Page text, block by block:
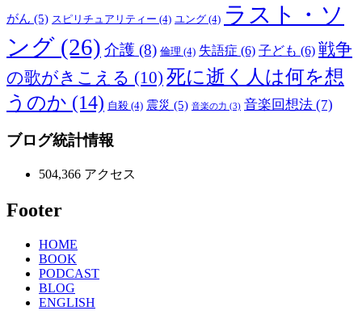
がん (5) スピリチュアリティー (4) ユング (4) ラスト・ソ
ング (26) 介護 (8) 倫理 (4) 失語症 (6) 子ども (6) 戦争
の歌がきこえる (10) 死に逝く人は何を想
うのか (14) 自殺 (4) 震災 (5) 音楽の力 (3) 音楽回想法 (7)
ブログ統計情報
504,366 アクセス
Footer
HOME
BOOK
PODCAST
BLOG
ENGLISH